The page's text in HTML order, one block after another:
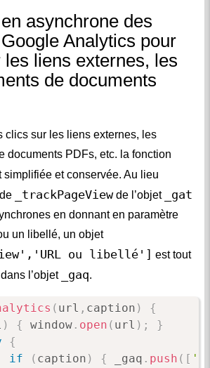
asynchrone des
Analytics pour
les liens externes, les
de documents
clics sur les liens externes, les
documents PDFs, etc. la fonction
simplifiée et conservée. Au lieu
_trackPageViewde l’objet _gat
en donnant en paramètre
un libellé, un objet
ou libellé'] est tout
l’objet
_gaq.
( url , caption )
{
) { window. open ( url ) ;
}
{
if
( caption ) { _gaq . push ( [